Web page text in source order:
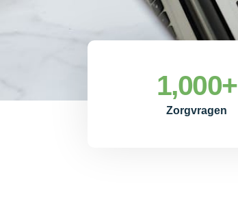
Zorgvragen
1,000+